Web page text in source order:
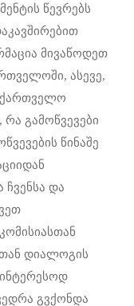
წევრებს
მივაწოდეთ
ასევე,
გამოწვევები
წინაშე
და
დიალოგის
გვქონდა